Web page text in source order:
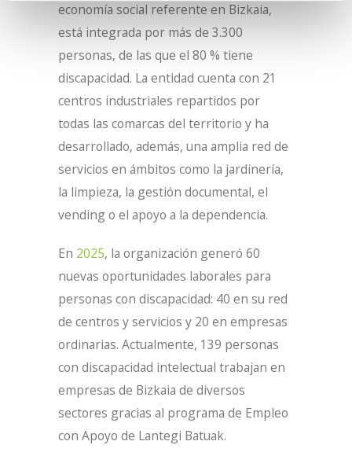
economía social referente en Bizkaia,
está integrada por más de 3.300
personas, de las que el 80 % tiene
discapacidad. La entidad cuenta con 21
centros industriales repartidos por
todas las comarcas del territorio y ha
desarrollado, además, una amplia red de
servicios en ámbitos como la jardinería,
la limpieza, la gestión documental, el
vending o el apoyo a la dependencia.
En 2025, la organización generó 60
nuevas oportunidades laborales para
personas con discapacidad: 40 en su red
de centros y servicios y 20 en empresas
ordinarias. Actualmente, 139 personas
con discapacidad intelectual trabajan en
empresas de Bizkaia de diversos
sectores gracias al programa de Empleo
con Apoyo de Lantegi Batuak.